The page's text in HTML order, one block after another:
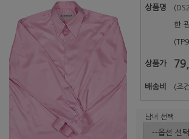
상품명
한
상품가
배송비 (조
남녀 선택